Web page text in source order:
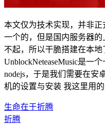
本文仅为技术实现，并非
一个的，但是国内服务器
不起，所以干脆搭建在本地
UnblockNeteaseMusic是一
nodejs，于是我们需要在安
机的设置与安装 我这里用
生命在于折腾
折腾